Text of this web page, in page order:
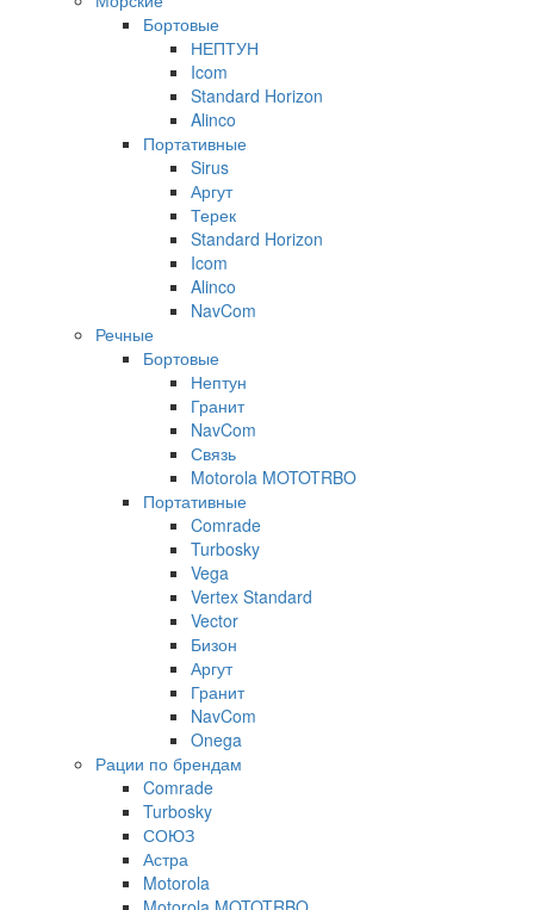
Бортовые
НЕПТУН
Icom
Standard Horizon
Alinco
Портативные
Sirus
Аргут
Терек
Standard Horizon
Icom
Alinco
NavCom
Речные
Бортовые
Нептун
Гранит
NavCom
Связь
Motorola MOTOTRBO
Портативные
Comrade
Turbosky
Vega
Vertex Standard
Vector
Бизон
Аргут
Гранит
NavCom
Onega
Рации по брендам
Comrade
Turbosky
СОЮЗ
Астра
Motorola